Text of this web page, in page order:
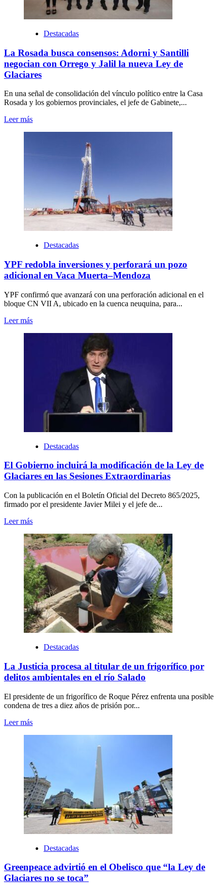
Destacadas
La Rosada busca consensos: Adorni y Santilli
negocian con Orrego y Jalil la nueva Ley de
Glaciares
En una señal de consolidación del vínculo político entre la Casa
Rosada y los gobiernos provinciales, el jefe de Gabinete,...
Leer más
Destacadas
YPF redobla inversiones y perforará un pozo
adicional en Vaca Muerta–Mendoza
YPF confirmó que avanzará con una perforación adicional en el
bloque CN VII A, ubicado en la cuenca neuquina, para...
Leer más
Destacadas
El Gobierno incluirá la modificación de la Ley de
Glaciares en las Sesiones Extraordinarias
Con la publicación en el Boletín Oficial del Decreto 865/2025,
firmado por el presidente Javier Milei y el jefe de...
Leer más
Destacadas
La Justicia procesa al titular de un frigorífico por
delitos ambientales en el río Salado
El presidente de un frigorífico de Roque Pérez enfrenta una posible
condena de tres a diez años de prisión por...
Leer más
Destacadas
Greenpeace advirtió en el Obelisco que “la Ley de
Glaciares no se toca”